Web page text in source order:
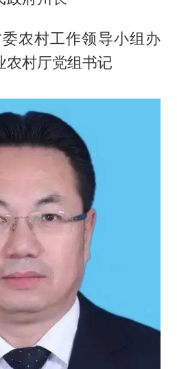
农村工作领导小组办
农村厅党组书记